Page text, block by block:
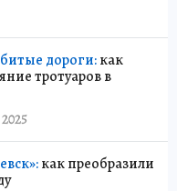
дороги:как
тротуаров в
как преобразили